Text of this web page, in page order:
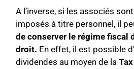
A l’inverse, si les associés
imposés à titre personnel, il
de conserver le régime fiscal
droit. En effet, il est possible
dividendes au moyen de la